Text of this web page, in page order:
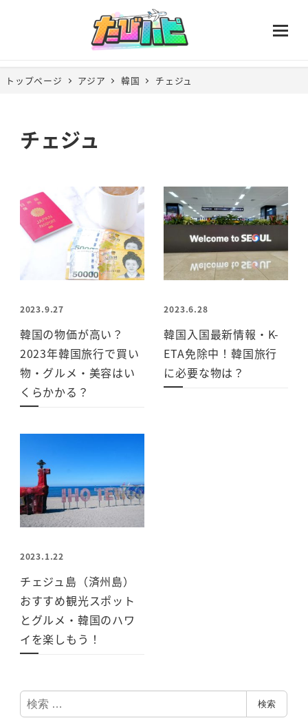
トップページ アジア 韓国 チェジュ
チェジュ
2023.9.27
韓国の物価が高い？
2023年韓国旅行で買い
物・グルメ・美容はい
くらかかる？
2023.6.28
韓国入国最新情報・K-
ETA免除中！韓国旅行
に必要な物は？
2023.1.22
チェジュ島（済州島）
おすすめ観光スポット
とグルメ・韓国のハワ
イを楽しもう！
検
索
検索